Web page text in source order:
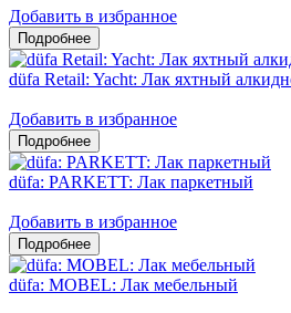
Добавить в избранное
düfa Retail: Yacht: Лак яхтный
Добавить в избранное
düfa: PARKETT: Лак паркетный
Добавить в избранное
düfa: MOBEL: Лак мебельный